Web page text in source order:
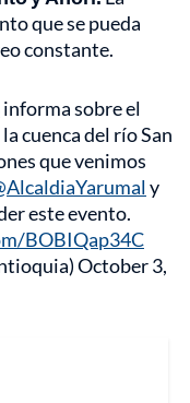
que se pueda
constante.
informa sobre el
cuenca del río San
que venimos
y
este evento.
BOBIQap34C
October 3,